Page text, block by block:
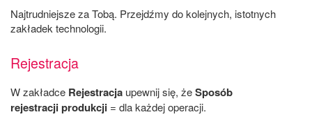
Najtrudniejsze za Tobą. Przejdźmy do kolejnych, istotnych
zakładek technologii.
Rejestracja
W zakładce Rejestracja upewnij się, żeSposób
rejestracji produkcji = dla każdej operacji.